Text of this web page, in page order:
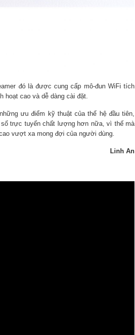
đó là được cung cấp mô-đun WiFi tích
hoạt cao và dễ dàng cài đặt.
ưu điểm kỹ thuật của thế hệ đầu tiên,
trực tuyến chất lượng hơn nữa, vì thế mà
vượt xa mong đợi của người dùng.
Linh An